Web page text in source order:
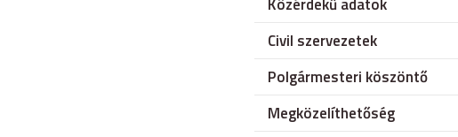
Civil szervezetek
Polgármesteri köszöntő
Megközelíthetőség